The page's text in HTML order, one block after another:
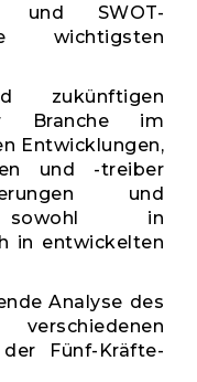
und SWOT-
zukünftigen
Branche im
Entwicklungen,
und -treiber
und
sowohl in
in entwickelten
Analyse des
Fünf-Kräfte-